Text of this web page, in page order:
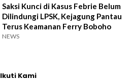
Saksi Kunci di Kasus Febrie Belum
Dilindungi LPSK, Kejagung Pantau
Terus Keamanan Ferry Boboho
NEWS
Ikuti Kami